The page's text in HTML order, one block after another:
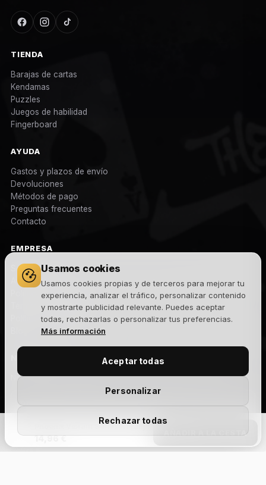
Usamos cookies
Usamos cookies propias y de terceros para mejorar tu
experiencia, analizar el tráfico, personalizar contenido
y mostrarte publicidad relevante. Puedes aceptar
todas, rechazarlas o personalizar tus preferencias.
Más información
Rechazar todas
Personalizar
Aceptar todas
Phoenix Vibrant Series Naranja Índice Grande
14,96 €
AÑADIR A LA CESTA
TIENDA
Barajas de cartas
Kendamas
Puzzles
Juegos de habilidad
Fingerboard
AYUDA
Gastos y plazos de envío
Devoluciones
Métodos de pago
Preguntas frecuentes
Contacto
EMPRESA
Sobre nosotros
Aviso legal
Política de privacidad
Términos y condiciones
Política de cookies
Novedades, lanzamientos y ofertas exclusivas. Sin spam.
Acepto lapolítica de privacidady recibir comunicaciones